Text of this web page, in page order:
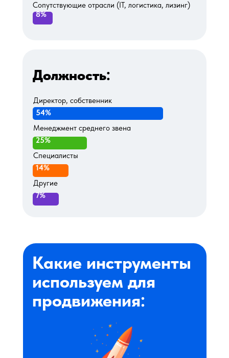
Должность:
Директор, собственник
Менеджмент среднего звена
Специалисты
Другие
54%
25%
14%
7%
8%
Сопутствующие отрасли (IT, логистика, лизинг)
Какие инструменты
используем для
продвижения: